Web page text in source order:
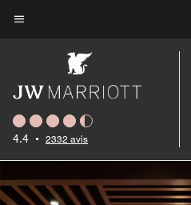
Skip
4.4 • 2332 avis